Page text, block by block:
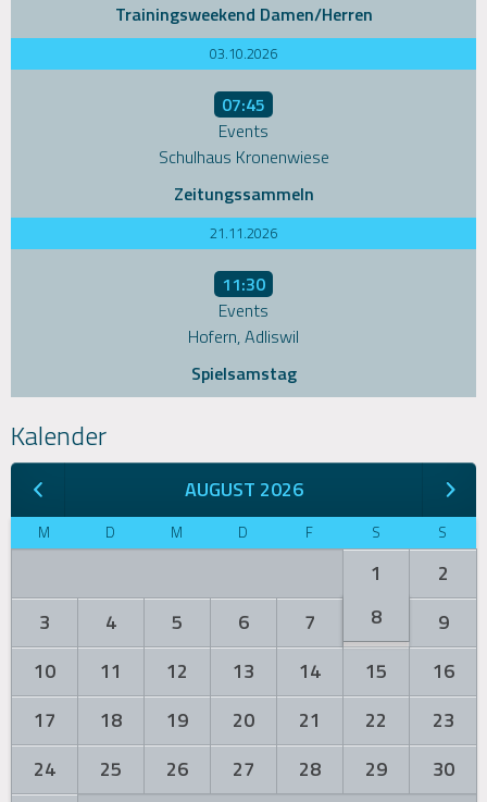
Trainingsweekend Damen/Herren
03.10.2026
07:45
Events
Schulhaus Kronenwiese
Zeitungssammeln
21.11.2026
11:30
Events
Hofern, Adliswil
Spielsamstag
Kalender
AUGUST 2026
M D M D F S S
1
2
3
4 5 6 7 8
9
10
11 12 13 14 15
16
17
18 19 20 21 22
23
24
25 26 27 28 29
30